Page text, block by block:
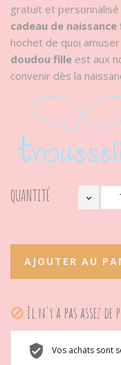
gratuit et
cadeau de naissance
hochet de quoi
doudou fille est aux
convenir dès la
QUANTITÉ
AJOUTER AU
 Il n'y a pas assez de
Vos achats sont